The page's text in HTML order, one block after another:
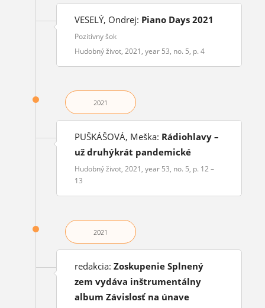
VESELÝ, Ondrej: Piano Days 2021
Pozitívny šok
Hudobný život, 2021, year 53, no. 5, p. 4
2021
PUŠKÁŠOVÁ, Meška: Rádiohlavy –
už druhýkrát pandemické
Hudobný život, 2021, year 53, no. 5, p. 12 –
13
2021
redakcia: Zoskupenie Splnený
zem vydáva inštrumentálny
album Závislosť na únave